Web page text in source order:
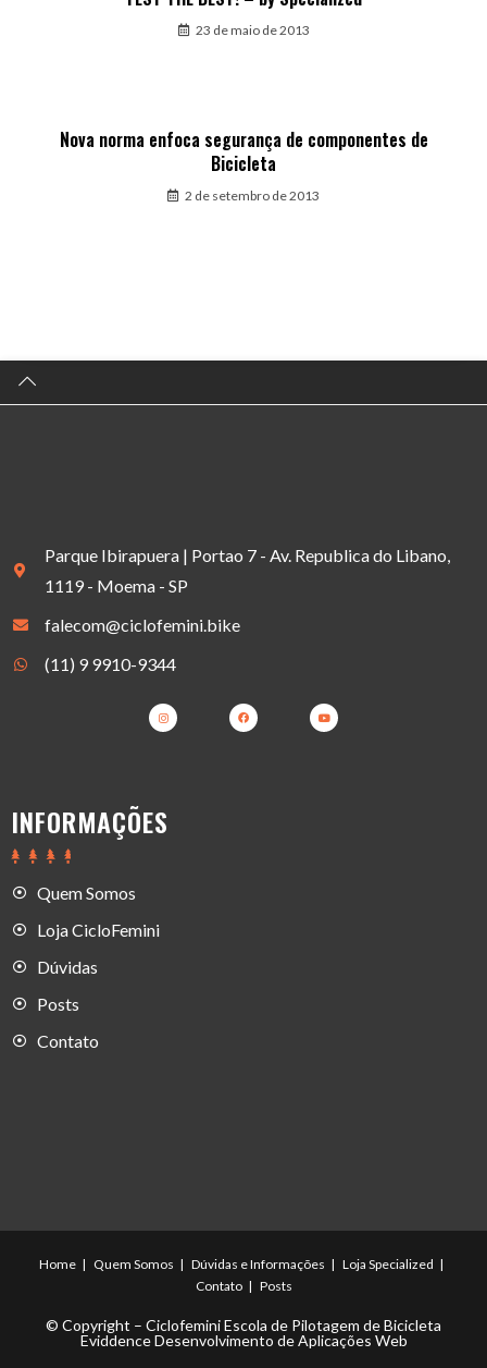
23 de maio de 2013
Nova norma enfoca segurança de componentes de
Bicicleta
2 de setembro de 2013
Parque Ibirapuera | Portao 7 - Av. Republica do Libano,
1119 - Moema - SP
falecom@ciclofemini.bike
(11) 9 9910-9344
INFORMAÇÕES
Quem Somos
Loja CicloFemini
Dúvidas
Posts
Contato
Home Quem Somos Dúvidas e Informações
Loja Specialized
Contato
Posts
© Copyright – Ciclofemini Escola de Pilotagem de Bicicleta
Eviddence Desenvolvimento de Aplicações Web